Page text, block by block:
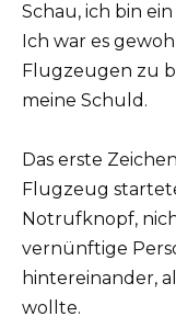
Schau, ich bin
Ich war es
Flugzeugen zu
meine Schuld.
Das erste
Flugzeug
Notrufknopf,
vernünftige
hintereinander,
wollte.